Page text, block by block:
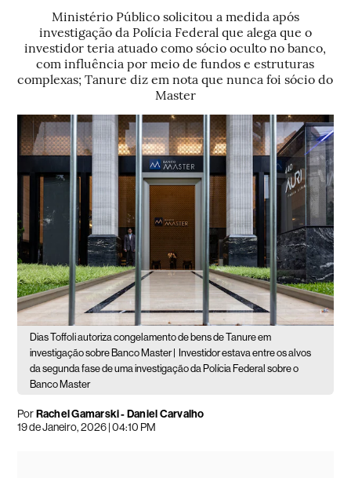
Ministério Público solicitou a medida após
investigação da Polícia Federal que alega que o
investidor teria atuado como sócio oculto no banco,
com influência por meio de fundos e estruturas
complexas; Tanure diz em nota que nunca foi sócio do
Master
Dias Toffoli autoriza congelamento de bens de Tanure em
investigação sobre Banco Master |
Investidor estava entre os alvos
da segunda fase de uma investigação da Polícia Federal sobre o
Banco Master
PorRachel Gamarski - Daniel Carvalho
19 de Janeiro, 2026 | 04:10 PM